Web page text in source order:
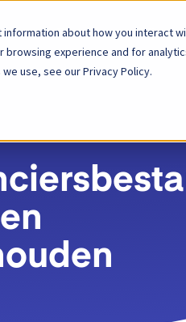
about how you interact
experience and for
use, see our Privacy Policy.
Partner Prijzen